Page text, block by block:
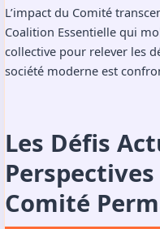
L’impact du Comité
Coalition Essentielle qui
collective pour relever les
société moderne est
Les Défis
Perspectives
Comité